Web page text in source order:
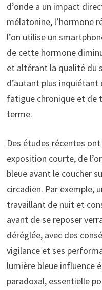
d’onde a un impact
mélatonine, l’hormone
l’on utilise un
de cette hormone
et altérant la qualité du
d’autant plus inquiétant
fatigue chronique et de
terme.
Des études récentes
exposition courte, de
bleue avant le coucher
circadien. Par exemple,
travaillant de nuit et
avant de se reposer
déréglée, avec des
vigilance et ses
lumière bleue influence
paradoxal, essentielle